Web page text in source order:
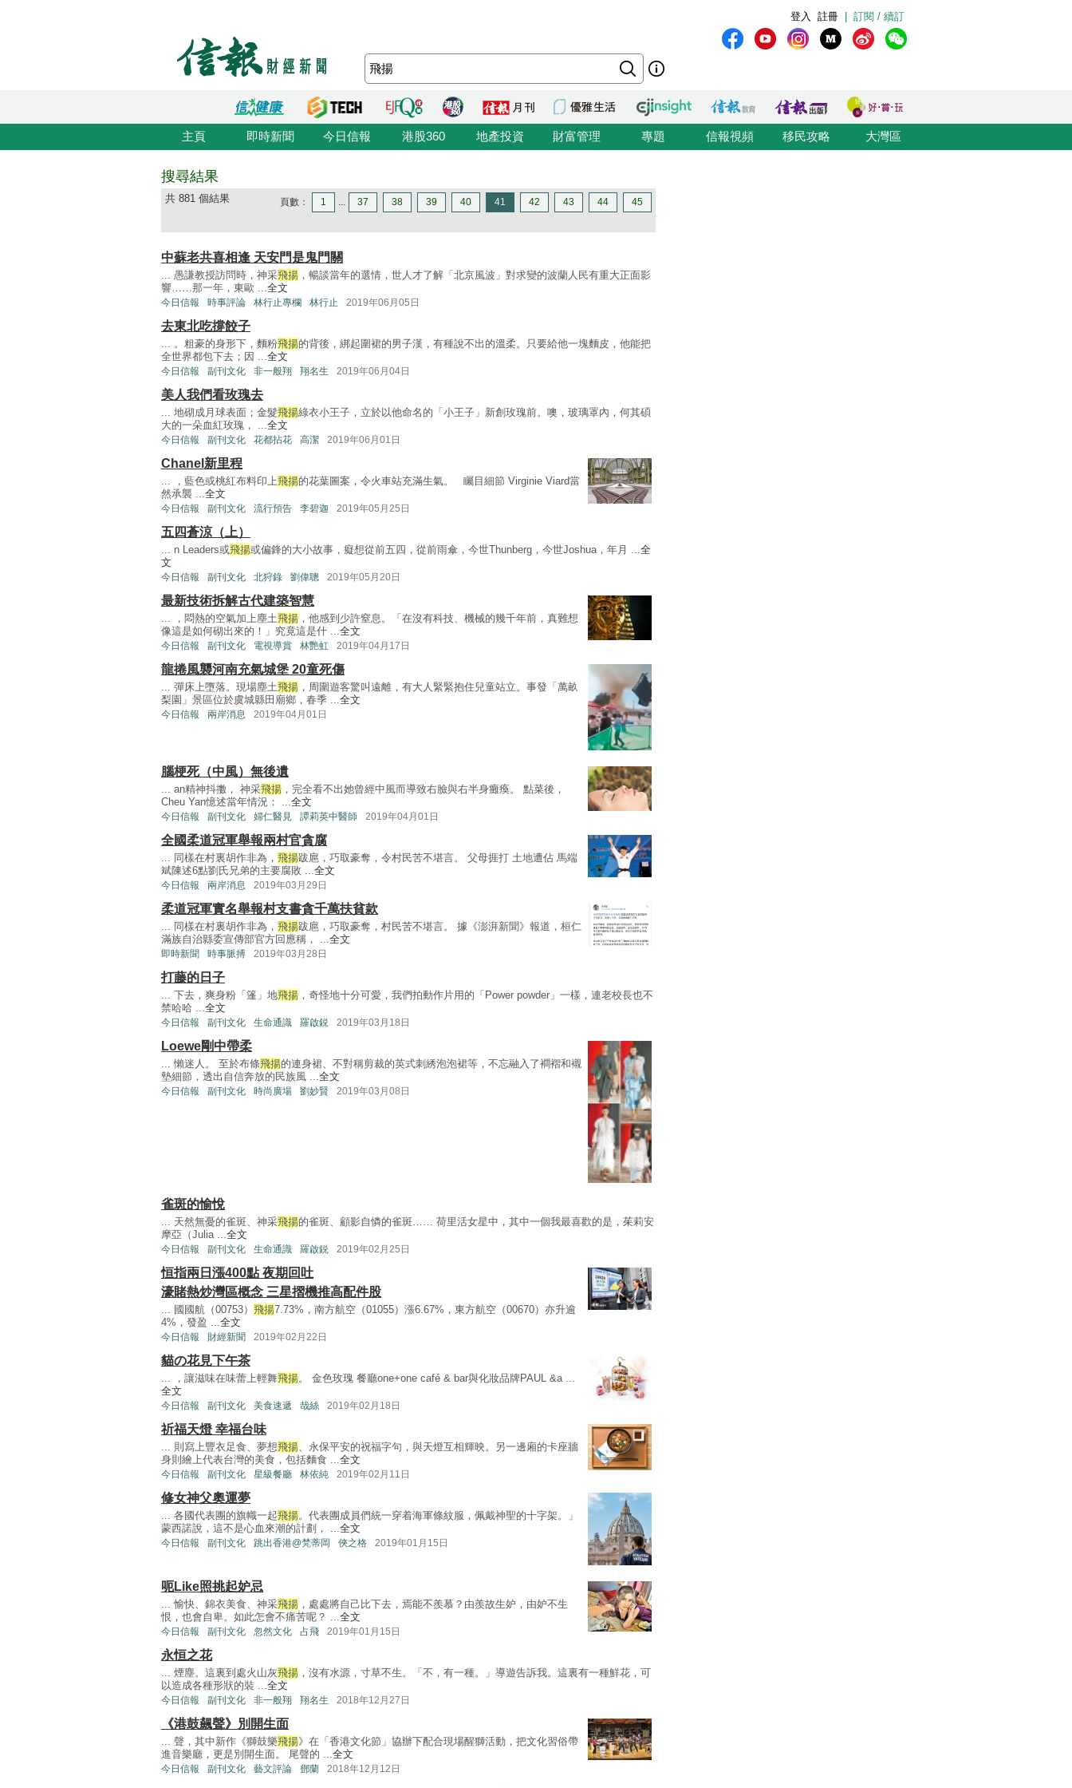
訂閱 / 續訂
註冊
登入
主頁 即時新聞 今日信報 港股360 地產投資 財富管理 專題 信報視頻 移民攻略 大灣區
搜尋結果
共 881 個結果 頁數： 1 ... 37 38 39 40 41 42 43 44 45
中蘇老共喜相逢 天安門是鬼門關
... 愚謙教授訪問時，神采飛揚 ，暢談當年的選情，世人才了解「北京風波」對求變的波蘭人民有重大正面影
響……那一年，東歐 ...全文
今日信報 時事評論 林行止專欄 林行止 2019年06月05日
去東北吃撐餃子
... 。粗豪的身形下，麵粉飛揚的背後，綁起圍裙的男子漢，有種說不出的溫柔。只要給他一塊麵皮，他能把
全世界都包下去；因 ...全文
今日信報 副刊文化 非一般翔 翔名生 2019年06月04日
美人我們看玫瑰去
... 地砌成月球表面；金髮飛揚綠衣小王子，立於以他命名的「小王子」新創玫瑰前。噢，玻璃罩內，何其碩
大的一朵血紅玫瑰， ...全文
今日信報 副刊文化 花都拈花 高潔 2019年06月01日
Chanel新里程
... ，藍色或桃紅布料印上飛揚的花葉圖案，令火車站充滿生氣。 矚目細節 Virginie Viard當
然承襲 ...全文
今日信報 副刊文化 流行預告 李碧迦 2019年05月25日
五四蒼涼（上）
... n Leaders或飛揚或偏鋒的大小故事，癡想從前五四，從前雨傘，今世Thunberg，今世Joshua，年月 ...全
文
今日信報 副刊文化 北狩錄 劉偉聰 2019年05月20日
最新技術拆解古代建築智慧
... ，悶熱的空氣加上塵土飛揚 ，他感到少許窒息。「在沒有科技、機械的幾千年前，真難想
像這是如何砌出來的！」究竟這是什 ...全文
今日信報 副刊文化 電視導賞 林艷虹 2019年04月17日
龍捲風襲河南充氣城堡 20童死傷
... 彈床上墮落。現場塵土飛揚 ，周圍遊客驚叫遠離，有大人緊緊抱住兒童站立。事發「萬畝
梨園」景區位於虞城縣田廟鄉，春季 ...全文
今日信報 兩岸消息 2019年04月01日
腦梗死（中風）無後遺
... an精神抖擻， 神采飛揚 ，完全看不出她曾經中風而導致右臉與右半身癱瘓。 點菜後，
Cheu Yan憶述當年情況： ...全文
今日信報 副刊文化 婦仁醫見 譚莉英中醫師 2019年04月01日
全國柔道冠軍舉報兩村官貪腐
... 同樣在村裏胡作非為， 飛揚跋扈，巧取豪奪，令村民苦不堪言。 父母捱打 土地遭佔 馬端
斌陳述6點劉氏兄弟的主要腐敗 ...全文
今日信報 兩岸消息 2019年03月29日
柔道冠軍實名舉報村支書貪千萬扶貧款
... 同樣在村裏胡作非為， 飛揚跋扈，巧取豪奪，村民苦不堪言。 據《澎湃新聞》報道，桓仁
滿族自治縣委宣傳部官方回應稱， ...全文
即時新聞 時事脈搏 2019年03月28日
打藤的日子
... 下去，爽身粉「篷」地飛揚 ，奇怪地十分可愛，我們拍動作片用的「Power powder」一樣，連老校長也不
禁哈哈 ...全文
今日信報 副刊文化 生命通識 羅啟鋭 2019年03月18日
Loewe剛中帶柔
... 懶迷人。 至於布條飛揚的連身裙、不對稱剪裁的英式刺綉泡泡裙等，不忘融入了襇褶和襯
墊細節，透出自信奔放的民族風 ...全文
今日信報 副刊文化 時尚廣場 劉妙賢 2019年03月08日
雀斑的愉悅
... 天然無憂的雀斑、神采飛揚的雀斑、顧影自憐的雀斑…… 荷里活女星中，其中一個我最喜歡的是，茱莉安
摩亞（Julia ... 全文
今日信報 副刊文化 生命通識 羅啟鋭 2019年02月25日
恒指兩日漲400點 夜期回吐
濠賭熱炒灣區概念 三星摺機推高配件股
... 國國航（00753） 飛揚7.73%，南方航空（01055）漲6.67%，東方航空（00670）亦升逾
4%，發盈 ... 全文
今日信報 財經新聞 2019年02月22日
貓の花見下午茶
... ，讓滋味在味蕾上輕舞飛揚。 金色玫瑰 餐廳one+one café & bar與化妝品牌PAUL &a ...
全文
今日信報 副刊文化 美食速遞 哉絲 2019年02月18日
祈福天燈 幸福台味
... 則寫上豐衣足食、夢想飛揚 、永保平安的祝福字句，與天燈互相輝映。另一邊廂的卡座牆
身則繪上代表台灣的美食，包括麵食 ... 全文
今日信報 副刊文化 星級餐廳 林依純 2019年02月11日
修女神父奧運夢
... 各國代表團的旗幟一起飛揚。代表團成員們統一穿着海軍條紋服，佩戴神聖的十字架。」
蒙西諾說，這不是心血來潮的計劃， ... 全文
今日信報 副刊文化 跳出香港@梵蒂岡 俠之格 2019年01月15日
呃Like照挑起妒忌
... 愉快、錦衣美食、神采飛揚 ，處處將自己比下去，焉能不羨慕？由羨故生妒，由妒不生
恨，也會自卑。如此怎會不痛苦呢？ ... 全文
今日信報 副刊文化 忽然文化 占飛 2019年01月15日
永恒之花
... 煙塵。這裏到處火山灰飛揚 ，沒有水源，寸草不生。「不，有一種。」導遊告訴我。這裏有一種鮮花，可
以造成各種形狀的裝 ... 全文
今日信報 副刊文化 非一般翔 翔名生 2018年12月27日
《港鼓飆聲》別開生面
... 聲，其中新作《獅鼓樂飛揚》在「香港文化節」協辦下配合現場醒獅活動，把文化習俗帶
進音樂廳，更是別開生面。 尾聲的 ... 全文
今日信報 副刊文化 藝文評論 鄧蘭 2018年12月12日